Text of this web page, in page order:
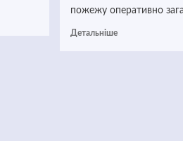
пожежу оперативно
Детальніше